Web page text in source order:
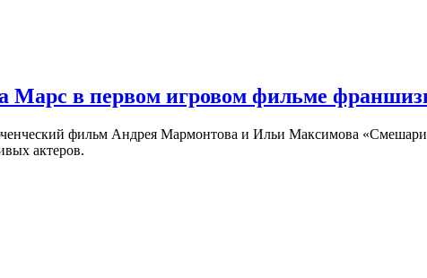
Марс в первом игровом фильме
фильм Андрея Мармонтова и Ильи Максимова
актеров.